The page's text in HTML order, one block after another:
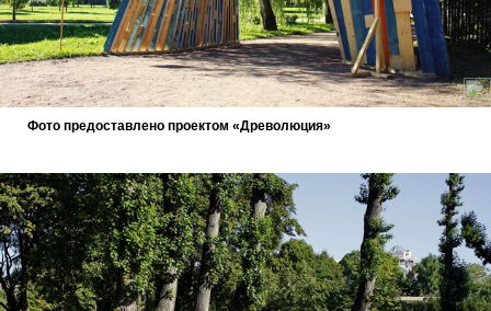
Фото предоставлено проектом «Древолюция»